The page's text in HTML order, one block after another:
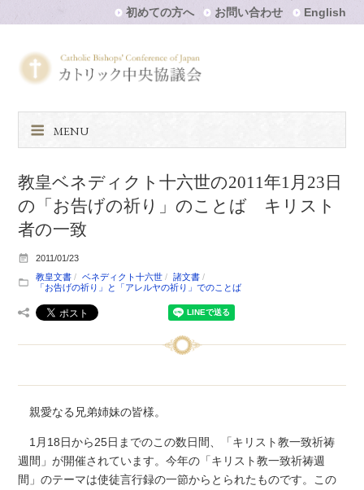
初めての方へ お問い合わせ English
MENU
教皇ベネディクト十六世の2011年1月23日
の「お告げの祈り」のことば キリスト
者の一致
2011/01/23
教皇文書
ベネディクト十六世
諸文書
「お告げの祈り」と「アレルヤの祈り」でのことば
親愛なる兄弟姉妹の皆様。
1月18日から25日までのこの数日間、「キリスト教一致祈祷
週間」が開催されています。今年の「キリスト教一致祈祷週
間」のテーマは使徒言行録の一節からとられたものです。この